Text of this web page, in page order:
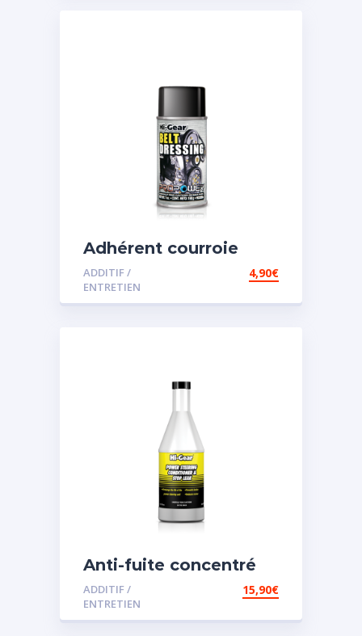
Adhérent courroie
ADDITIF /
ENTRETIEN
4,90€
Anti-fuite concentré
pour direction
assistée
ADDITIF /
ENTRETIEN
15,90€